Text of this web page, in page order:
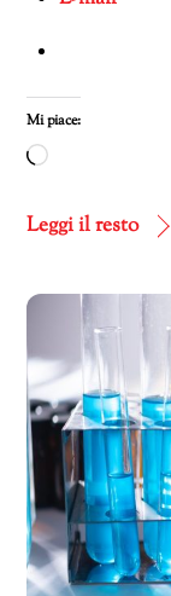
Mi piace:
Caricamento
corso…
Leggi il resto